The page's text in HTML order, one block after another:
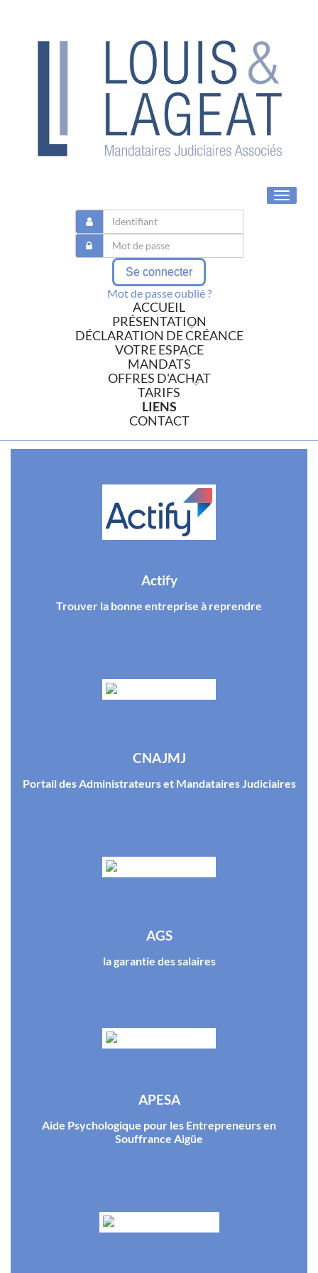
Toggle
Se connecter
Mot de passe oublié ?
ACCUEIL
PRÉSENTATION
DÉCLARATION DE CRÉANCE
VOTRE ESPACE
MANDATS
OFFRES D'ACHAT
TARIFS
LIENS
CONTACT
Actify
Trouver la bonne entreprise à reprendre
CNAJMJ
Portail des Administrateurs et Mandataires Judiciaires
AGS
la garantie des salaires
APESA
Aide Psychologique pour les Entrepreneurs en
Souffrance Aigüe